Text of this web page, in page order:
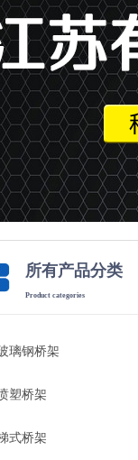
所有产品分类
Product categories
璃钢桥架
塑桥架
式桥架